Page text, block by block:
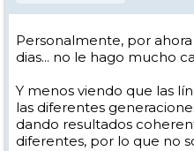
Personalmente, por
dias... no le hago mucho
Y menos viendo que las
las diferentes
dando resultados
diferentes, por lo que no